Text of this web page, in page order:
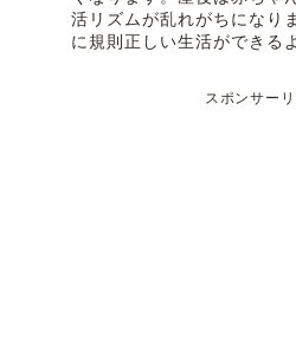
活リズムが乱れがちになり
に規則正しい生活ができる
スポンサー